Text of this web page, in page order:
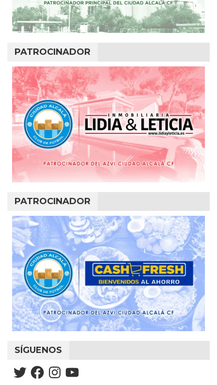
PATROCINADOR
PATROCINADOR
SÍGUENOS
TwitterFacebookInstagramYouTube